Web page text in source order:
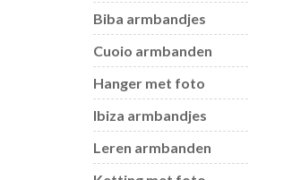
Biba armbandjes
Cuoio armbanden
Hanger met foto
Ibiza armbandjes
Leren armbanden